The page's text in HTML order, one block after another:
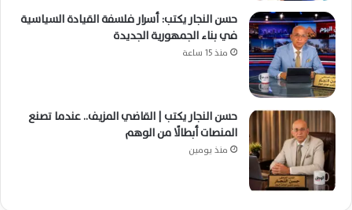
حسن النجار يكتب: أسرار فلسفة القيادة السياسية
في بناء الجمهورية الجديدة
منذ 15 ساعة
حسن النجار يكتب | القاضي المزيف.. عندما تصنع
المنصات أبطالًا من الوهم
منذ يومين